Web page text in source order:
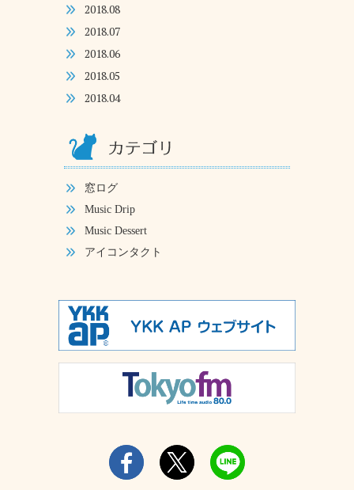
2018.08
2018.07
2018.06
2018.05
2018.04
窓ログ
Music Drip
Music Dessert
アイコンタクト